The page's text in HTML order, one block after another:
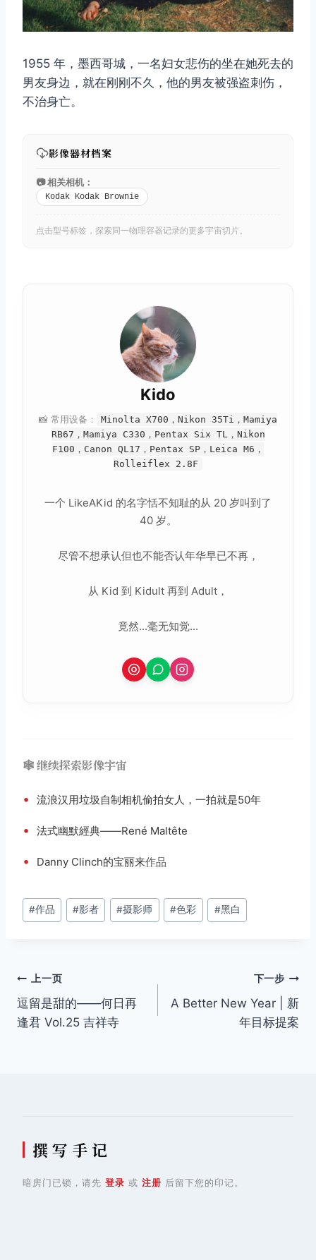
1955 年，墨西哥城，一名妇女悲伤的坐在她死去的
男友身边，就在刚刚不久，他的男友被强盗刺伤，
不治身亡。
影像器材档案
📷 相关相机：
Kodak Kodak Brownie
点击型号标签，探索同一物理容器记录的更多宇宙切片。
Kido
📸 常用设备：
Minolta X700，Nikon 35Ti，Mamiya
RB67，Mamiya C330，Pentax Six TL，Nikon
F100，Canon QL17，Pentax SP，Leica M6，
Rolleiflex 2.8F
一个 LikeAKid 的名字恬不知耻的从 20 岁叫到了
40 岁。
尽管不想承认但也不能否认年华早已不再，
从 Kid 到 Kidult 再到 Adult，
竟然...毫无知觉...
🕸️ 继续探索影像宇宙
• 流浪汉用垃圾自制相机偷拍女人，一拍就是50年
• 法式幽默經典——René Maltête
• Danny Clinch的宝丽来作品
文
章
#作品 #影者 #摄影师 #色彩 #黑白
文
章
上一页
逗留是甜的——何日再
逢君 Vol.25 吉祥寺
下一步
A Better New Year | 新
年目标提案
撰 写 手 记
暗房门已锁，请先 登录 或 注册 后留下您的印记。